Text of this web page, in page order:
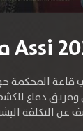
قاعة المحكمة
دفاع
عن التكلفة